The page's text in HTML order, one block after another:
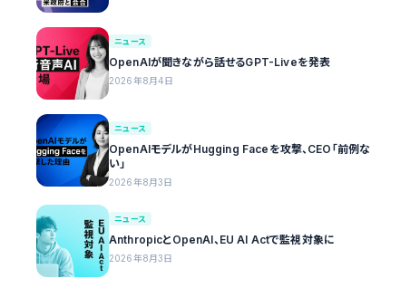
ニュース
OpenAIが聞きながら話せるGPT-Liveを発表
2026年8月4日
ニュース
OpenAIモデルがHugging Faceを攻撃、CEO「前例な
い」
2026年8月3日
ニュース
AnthropicとOpenAI、EU AI Actで監視対象に
2026年8月3日